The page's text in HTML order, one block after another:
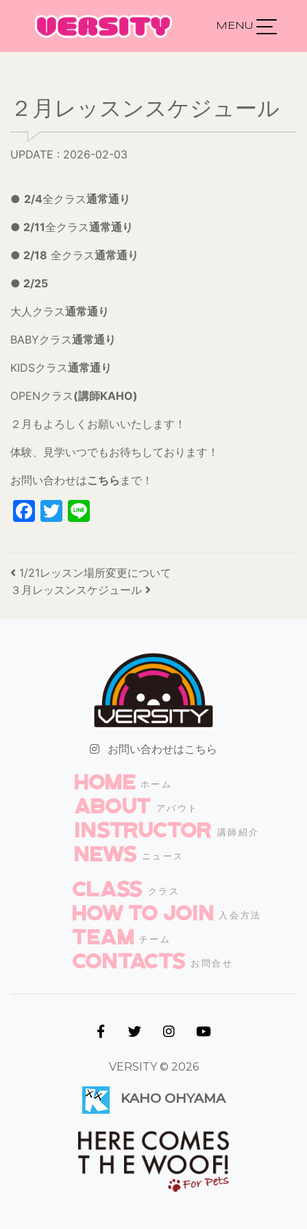
Main Navigation
２月レッスンスケジュール
UPDATE : 2026-02-03
● 2/4全クラス通常通り
● 2/11全クラス通常通り
● 2/18 全クラス通常通り
● 2/25
大人クラス通常通り
BABYクラス通常通り
KIDSクラス通常通り
OPENクラス (講師KAHO)
２月もよろしくお願いいたします！
体験、見学いつでもお待ちしております！
お問い合わせはこちら まで！
Facebook
Twitter
投稿ナビゲーション
1/21レッスン場所変更について
３月レッスンスケジュール
お問い合わせはこちら
HOME ホーム
ABOUT アバウト
INSTRUCTOR 講師紹介
NEWS ニュース
CLASS クラス
How to join 入会方法
TEAM チーム
CONTACTS お問合せ
VERSITY © 2026
KAHO OHYAMA